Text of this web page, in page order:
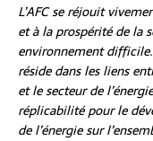
L’AFC se réjouit
et à la prospérité de la
environnement
réside dans les liens
et le secteur de
réplicabilité pour le
de l’énergie sur